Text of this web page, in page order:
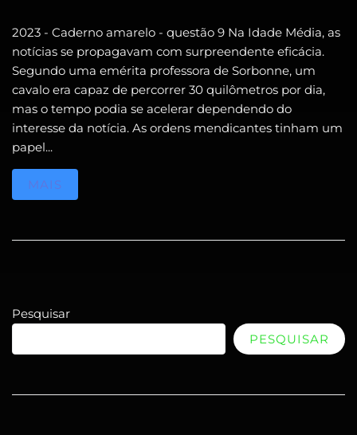
2023 - Caderno amarelo - questão 9 Na Idade Média, as
notícias se propagavam com surpreendente eficácia.
Segundo uma emérita professora de Sorbonne, um
cavalo era capaz de percorrer 30 quilômetros por dia,
mas o tempo podia se acelerar dependendo do
interesse da notícia. As ordens mendicantes tinham um
papel...
MAIS
Pesquisar
PESQUISAR